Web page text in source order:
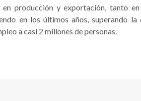
producción y exportación, tanto
en los últimos años, superando
a casi 2 millones de personas.